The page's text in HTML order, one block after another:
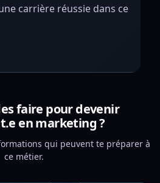
carrière réussie dans ce
faire pour devenir
en marketing ?
qui peuvent te préparer à
ce métier.